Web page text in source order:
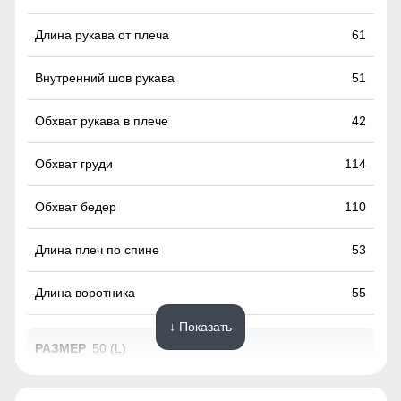
манжеты и пояс, могут подстраиваться под
индивидуальные параметры, что добавляет
дополнительный комфорт. Таким образом, куртка станет
отличным дополнением к любому гардеробу, подходя для
повседневной носки и различных мероприятий.
Прорезной карман!
Прорезной карман, обеспечивает надежную защиту
содержимого от влаги и загрязнений.
61
51
42
114
110
53
55
50 (L)
↓ Показать